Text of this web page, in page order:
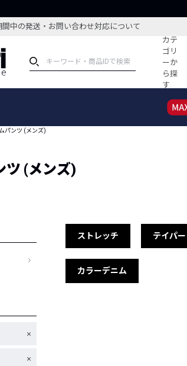
中の発送・お問い合わせ対応について
カテ
ゴリ
ーか
ら探
す
テム
パンツ (メンズ)
ツ (メンズ)
ストレッチ テイパー
カラーデニム